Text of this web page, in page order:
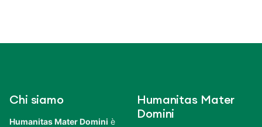
Chi siamo
Humanitas Mater Domini è
Humanitas Mater
Domini